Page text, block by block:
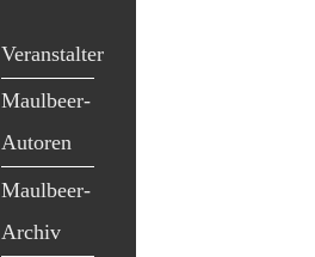
Veranstalter
Maulbeer-
Autoren
Maulbeer-
Archiv